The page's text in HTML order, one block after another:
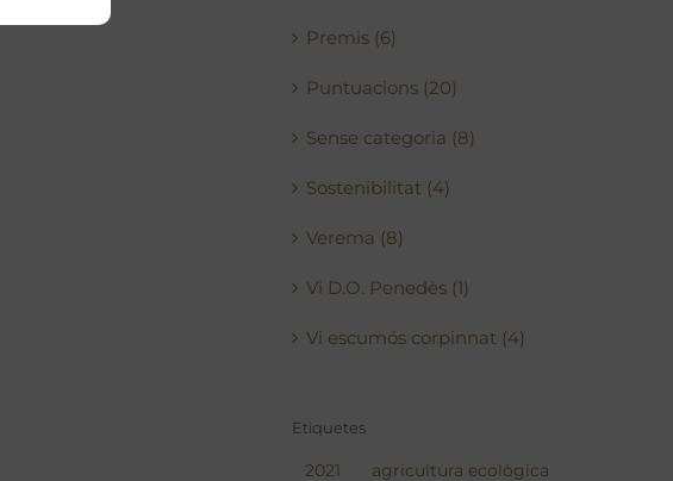
Premis (6)
Puntuacions (20)
Sense categoria (8)
Sostenibilitat (4)
Verema (8)
Vi D.O. Penedès (1)
Vi escumós corpinnat (4)
Etiquetes
2021 agricultura ecològica